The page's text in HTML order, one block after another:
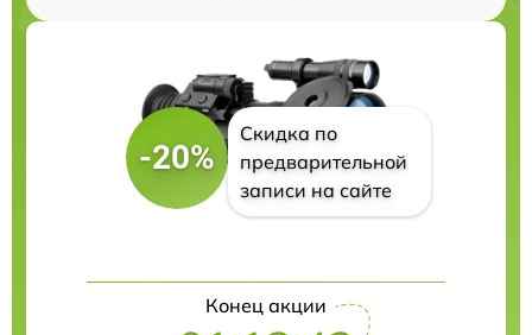
-20%
Скидка по
предварительной
записи на сайте
Конец акции